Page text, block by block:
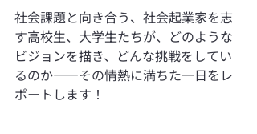
社会課題と向き合う、社会起業家を志
す高校生、大学生たちが、どのような
ビジョンを描き、どんな挑戦をしてい
るのか——その情熱に満ちた一日をレ
ポートします！